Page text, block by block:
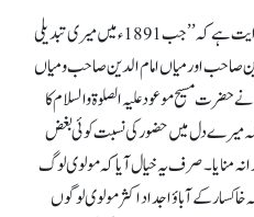
حضرت میاں عبدالعزیز صاحبؓ کی روایت ہے کہ ’’جب 1891ء میں میری تبدیلی
صاحب اور میاں امام الدین صاحب و میاں
مسیح موعود علیہ الصلوۃ والسلام کا
میرے دل میں حضور کی نسبت کوئی بغض
نہ منایا۔ صرف یہ خیال آیا کہ مولوی لوگ
کے آباؤ اجداد اکثر مولوی لوگوں